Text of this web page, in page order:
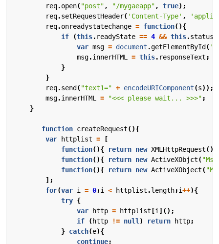
req.open("post" , "/mygaeapp" , true);
req.setRequestHeader( 'Content-Type' ,
req.onreadystatechange = function(){
if
(this. readyState == 4 && this.status
var msg = document .getElementById (
msg.innerHTML = this. responseText ;
}
}
req.send ("text1=" + encodeURIComponent(s));
msg.innerHTML = "<<< please wait... >>>" ;
}
function createRequest(){
var
httplist =
[
function(){ return new XMLHttpRequest();
function(){ return new ActiveXObjct(
function(){ return new ActiveXObject(
];
for(var i = 0;i < httplist .length;i++){
try {
var
http = httplist [i ]();
if
(http != null ) return http;
} catch(e){
continue;